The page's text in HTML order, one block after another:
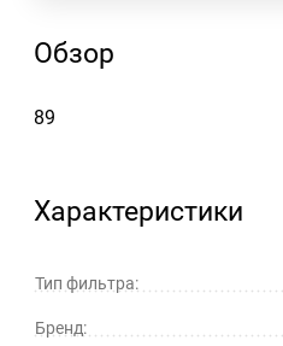
Обзор
89
Характеристики
Тип фильтра:
Бренд: